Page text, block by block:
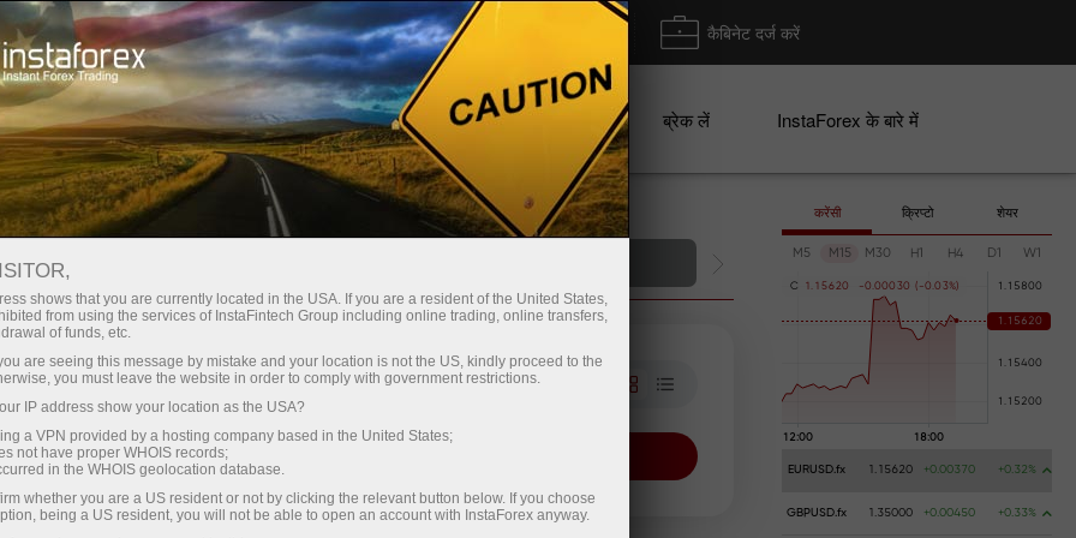
तुरंत खाता खोलना ट्रेडिंग प्लेटफॉर्म कैबिनेट दर्ज करें
के लिए निवेशकों के लिए भागीदारों के लिए अभियान ब्रेक लें InstaForex के बारे में
Petrenko
Wave Analysis
फ़िल्टर रीसेट करें
करेंसी क्रिप्टो शेयर
M5 M15 M30 H1 H4 D1 W1
C 1 . 1 5620 -0 .000 30 ( -0 .0 3%
EURUSD.fx 1.15620 +0.00370 +0.32%
GBPUSD.fx 1.35000 +0.00450 +0.33%
shows that you are currently located in the USA. If you are a resident of the United States,
from using the services of InstaFintech Group including online trading, online transfers,
of funds, etc.
are seeing this message by mistake and your location is not the US, kindly proceed to the
you must leave the website in order to comply with government restrictions.
IP address show your location as the USA?
a VPN provided by a hosting company based in the United States;
not have proper WHOIS records;
in the WHOIS geolocation database.
whether you are a US resident or not by clicking the relevant button below. If you choose
being a US resident, you will not be able to open an account with InstaForex anyway.